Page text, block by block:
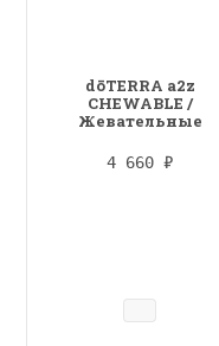
dōTERRA a2z
CHEWABLE /
Жевательные
"От А до Я"
4 660₽